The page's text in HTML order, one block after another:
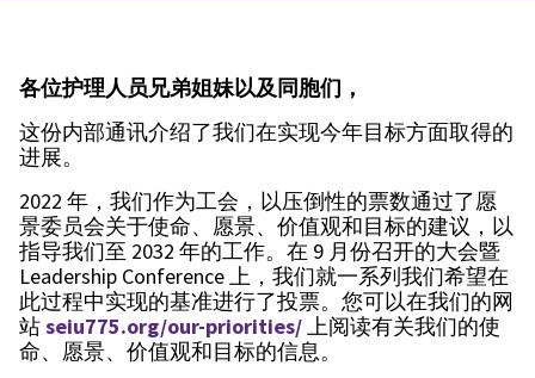
各位护理人员兄弟姐妹以及同胞们，
这份内部通讯介绍了我们在实现今年目标方面取得的
进展。
2022 年，我们作为工会，以压倒性的票数通过了愿
景委员会关于使命、愿景、价值观和目标的建议，以
指导我们至 2032 年的工作。在 9 月份召开的大会暨
Leadership Conference 上，我们就一系列我们希望在
此过程中实现的基准进行了投票。您可以在我们的网
站seiu775.org/our-priorities/上阅读有关我们的使
命、愿景、价值观和目标的信息。